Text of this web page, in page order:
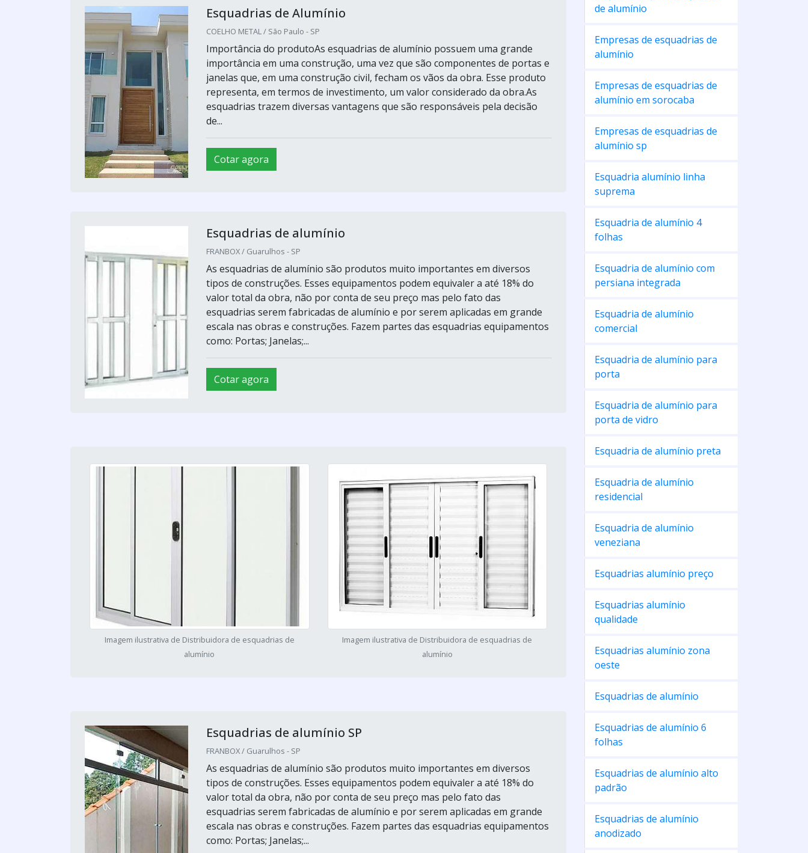
Esquadrias de Alumínio
COELHO METAL / São Paulo - SP
Importância do produtoAs esquadrias de alumínio possuem uma grande
importância em uma construção, uma vez que são componentes de portas e
janelas que, em uma construção civil, fecham os vãos da obra. Esse produto
representa, em termos de investimento, um valor considerado da obra.As
esquadrias trazem diversas vantagens que são responsáveis pela decisão
de...
Cotar agora
Esquadrias de alumínio
FRANBOX / Guarulhos - SP
As esquadrias de alumínio são produtos muito importantes em diversos
tipos de construções. Esses equipamentos podem equivaler a até 18% do
valor total da obra, não por conta de seu preço mas pelo fato das
esquadrias serem fabricadas de alumínio e por serem aplicadas em grande
escala nas obras e construções. Fazem partes das esquadrias equipamentos
como: Portas; Janelas;...
Cotar agora
Imagem ilustrativa de Distribuidora de esquadrias de
alumínio
Imagem ilustrativa de Distribuidora de esquadrias de
alumínio
Esquadrias de alumínio SP
FRANBOX / Guarulhos - SP
As esquadrias de alumínio são produtos muito importantes em diversos
tipos de construções. Esses equipamentos podem equivaler a até 18% do
valor total da obra, não por conta de seu preço mas pelo fato das
esquadrias serem fabricadas de alumínio e por serem aplicadas em grande
escala nas obras e construções. Fazem partes das esquadrias equipamentos
como: Portas; Janelas;...
de alumínio
Empresas de esquadrias de
alumínio
Empresas de esquadrias de
alumínio em sorocaba
Empresas de esquadrias de
alumínio sp
Esquadria alumínio linha
suprema
Esquadria de alumínio 4
folhas
Esquadria de alumínio com
persiana integrada
Esquadria de alumínio
comercial
Esquadria de alumínio para
porta
Esquadria de alumínio para
porta de vidro
Esquadria de alumínio preta
Esquadria de alumínio
residencial
Esquadria de alumínio
veneziana
Esquadrias alumínio preço
Esquadrias alumínio
qualidade
Esquadrias alumínio zona
oeste
Esquadrias de alumínio
Esquadrias de alumínio 6
folhas
Esquadrias de alumínio alto
padrão
Esquadrias de alumínio
anodizado